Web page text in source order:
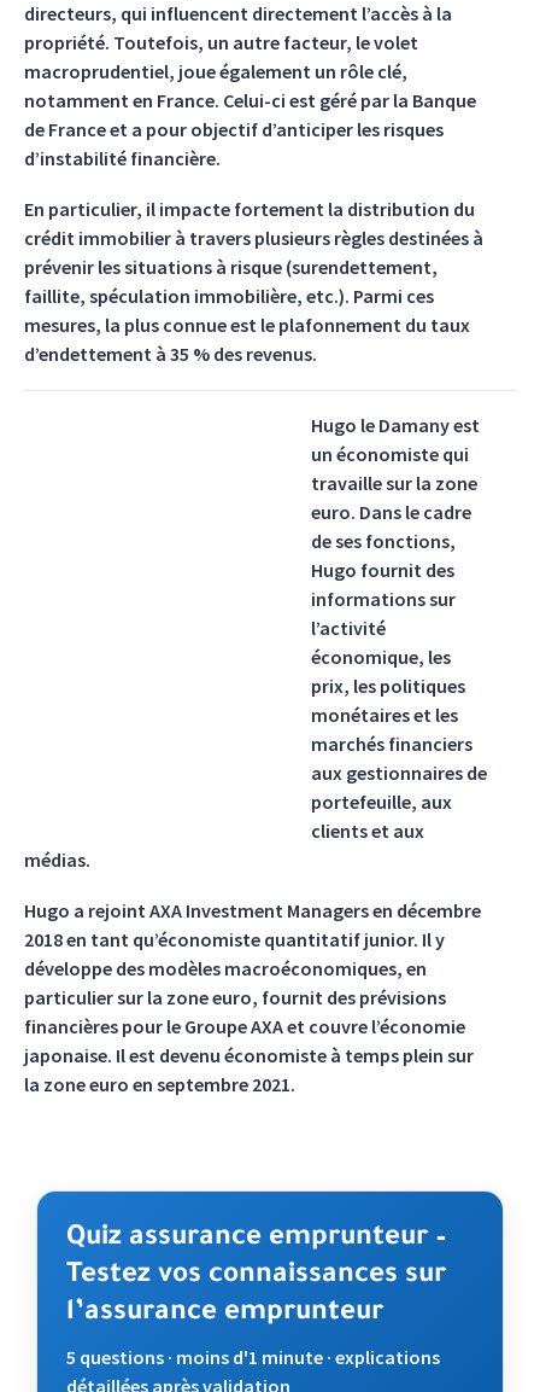
directeurs, qui influencent directement l’accès à la
propriété. Toutefois, un autre facteur, le volet
macroprudentiel, joue également un rôle clé,
notamment en France. Celui-ci est géré par la Banque
de France et a pour objectif d’anticiper les risques
d’instabilité financière.
En particulier, il impacte fortement la distribution du
crédit immobilier à travers plusieurs règles destinées à
prévenir les situations à risque (surendettement,
faillite, spéculation immobilière, etc.). Parmi ces
mesures, la plus connue est le plafonnement du taux
d’endettement à 35 % des revenus.
Hugo le Damany est
un économiste qui
travaille sur la zone
euro. Dans le cadre
de ses fonctions,
Hugo fournit des
informations sur
l’activité
économique, les
prix, les politiques
monétaires et les
marchés financiers
aux gestionnaires de
portefeuille, aux
clients et aux
médias.
Hugo a rejoint AXA Investment Managers en décembre
2018 en tant qu’économiste quantitatif junior. Il y
développe des modèles macroéconomiques, en
particulier sur la zone euro, fournit des prévisions
financières pour le Groupe AXA et couvre l’économie
japonaise. Il est devenu économiste à temps plein sur
la zone euro en septembre 2021.
Quiz assurance emprunteur –
Testez vos connaissances sur
l’assurance emprunteur
5 questions · moins d'1 minute · explications
détaillées après validation